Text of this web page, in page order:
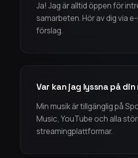
Ja! Jag är alltid öppen för
samarbeten. Hör av dig via
förslag.
Var kan jag lyssna på din
Min musik är tillgänglig på
Music, YouTube och alla
streamingplattformar.